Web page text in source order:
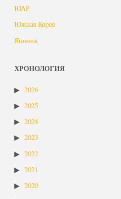
ЮАР
Южная Корея
Япония
ХРОНОЛОГИЯ
2026
2025
2024
2023
2022
2021
2020